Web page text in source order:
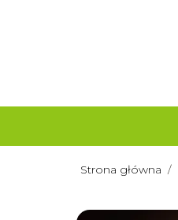
Strona główna /